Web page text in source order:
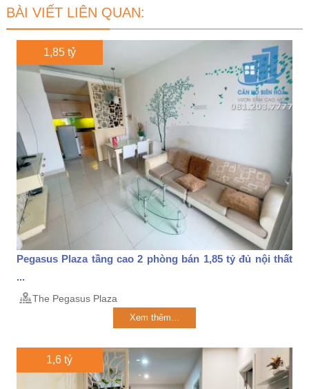
BÀI VIẾT LIÊN QUAN:
1,85 tỷ
Pegasus Plaza tầng cao 2 phòng bán 1,85 tỷ đủ nội thất
...
The Pegasus Plaza
Xem thêm...
1,6 tỷ